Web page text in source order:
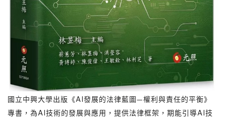
國立中興大學出版《AI發展的法律藍圖—權利與責任的平衡》
專書，為AI技術的發展與應用，提供法律框架，期能引導AI技